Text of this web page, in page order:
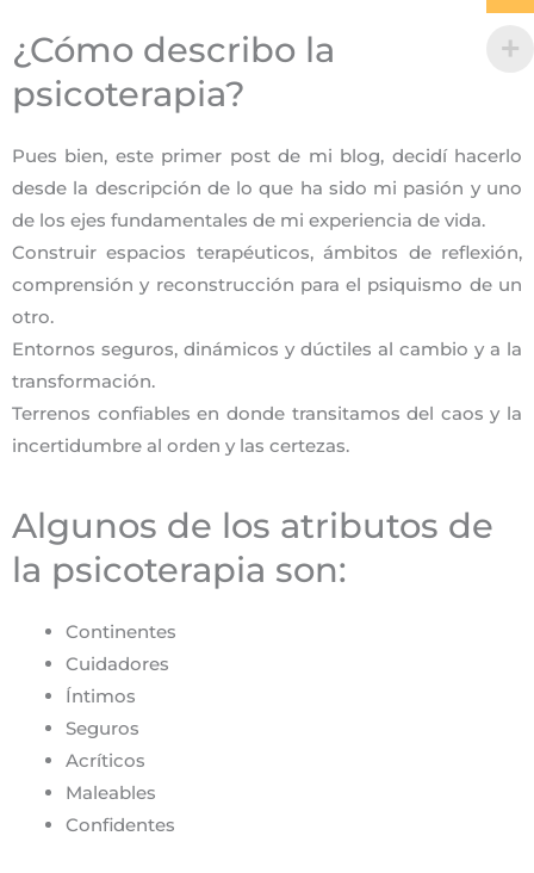
¿Cómo describo la
psicoterapia?
Pues bien, este primer post de mi blog, decidí hacerlo
desde la descripción de lo que ha sido mi pasión y uno
de los ejes fundamentales de mi experiencia de vida.
Construir espacios terapéuticos, ámbitos de reflexión,
comprensión y reconstrucción para el psiquismo de un
otro.
Entornos seguros, dinámicos y dúctiles al cambio y a la
transformación.
Terrenos confiables en donde transitamos del caos y la
incertidumbre al orden y las certezas.
Algunos de los atributos de
la psicoterapia son:
Continentes
Cuidadores
Íntimos
Seguros
Acríticos
Maleables
Confidentes